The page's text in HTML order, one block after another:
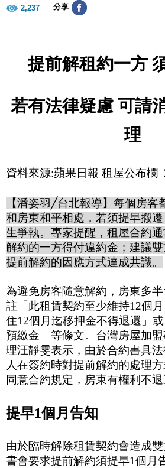
2,237 分享
提前解租約一方
若有法律疑慮 可請
理
資料來源:蘋果日報 租屋公布欄
【潘姿羽╱台北報導】每個房客
和房東和平相處，若須提早搬
生爭執。專家提醒，租屋合約通
解約的一方得付違約金；建議
提前解約的因應方式達成共識。
為避免房客隨意解約，房東多
註「此租賃契約至少維持12個
住12個月迄移押金不得退還」
預繳金」等條文。台灣房屋加
理汪靜雯表示，由於合約書具
人在簽約時對提前解約的處理
同意合約規定，房東有權利不退
提早1個月告知
由於臨時解除租賃契約會造成
書會要求提前解約須提早1個月